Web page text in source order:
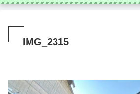
IMG_2315